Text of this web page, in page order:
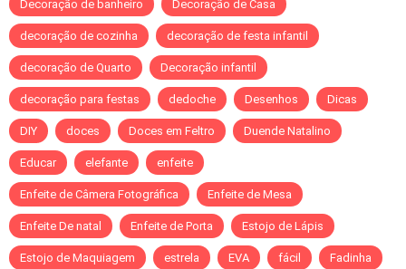
Decoração de banheiro Decoração de Casa
decoração de cozinha decoração de festa infantil
decoração de Quarto Decoração infantil
decoração para festas dedoche Desenhos Dicas
DIY doces Doces em Feltro Duende Natalino
Educar elefante enfeite
Enfeite de Câmera Fotográfica Enfeite de Mesa
Enfeite De natal Enfeite de Porta Estojo de Lápis
Estojo de Maquiagem estrela EVA fácil Fadinha